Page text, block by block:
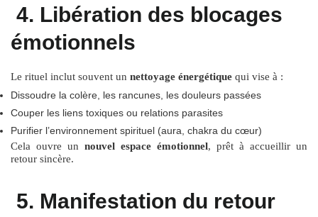
4. Libération des blocages
émotionnels
Le rituel inclut souvent un nettoyage énergétique qui vise à :
Dissoudre la colère, les rancunes, les douleurs passées
Couper les liens toxiques ou relations parasites
Purifier l’environnement spirituel (aura, chakra du cœur)
Cela ouvre un nouvel espace émotionnel, prêt à accueillir un
retour sincère.
5. Manifestation du retour